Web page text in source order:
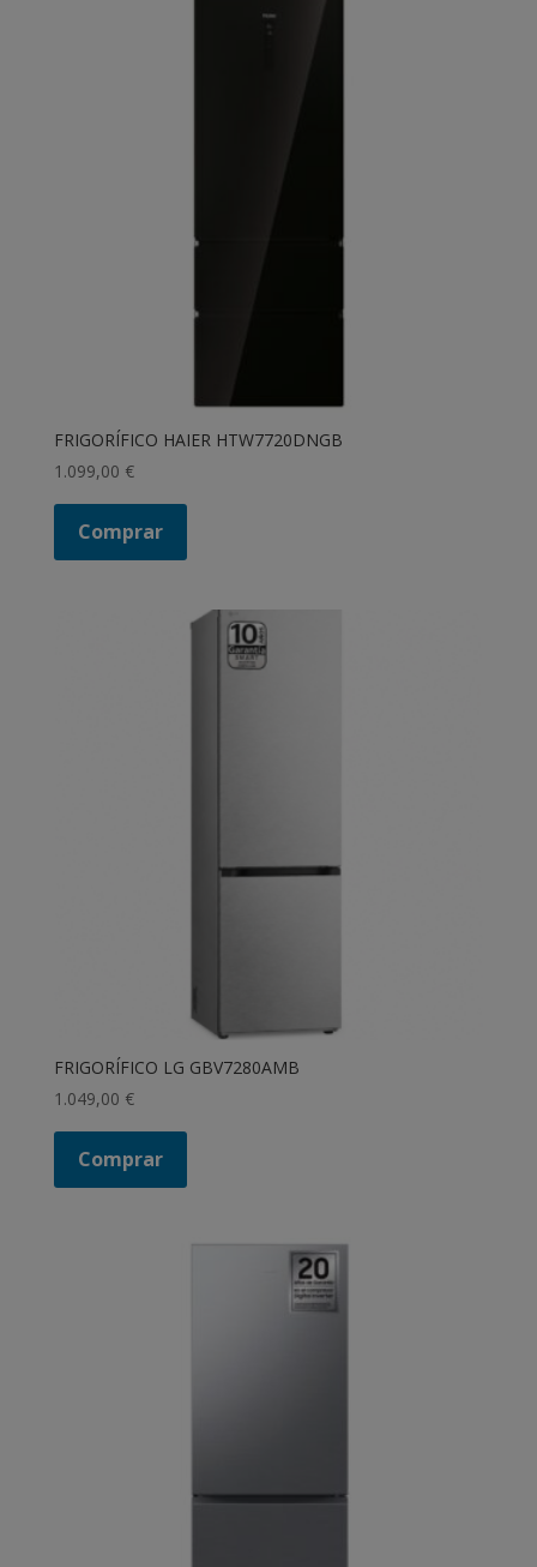
FRIGORÍFICO HAIER HTW7720DNGB
1.099,00 €
Comprar
FRIGORÍFICO LG GBV7280AMB
1.049,00 €
Comprar